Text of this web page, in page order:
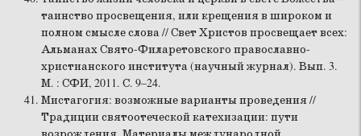
таинство просвещения, или крещения в широком и
полном смысле слова // Свет Христов просвещает всех:
Альманах Свято-Филаретовского православно-
христианского института (научный журнал). Вып. 3.
М. : СФИ, 2011. С. 9–24.
Мистагогия: возможные варианты проведения //
Традиции святоотеческой катехизации: пути